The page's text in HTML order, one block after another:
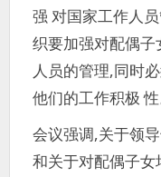
强 对国家工作人
织要加强对配偶
人员的管理,同时
他们的工作积极 性
会议强调,关于领
和关于对配偶子女